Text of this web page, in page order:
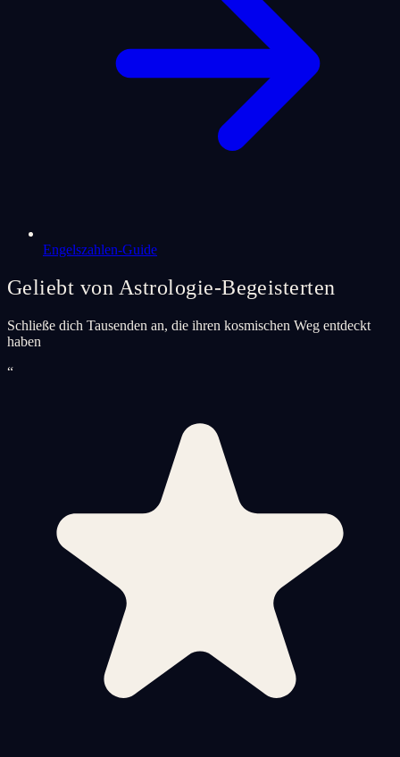
Engelszahlen-Guide
Geliebt von Astrologie-Begeisterten
Schließe dich Tausenden an, die ihren kosmischen Weg entdeckt
haben
“